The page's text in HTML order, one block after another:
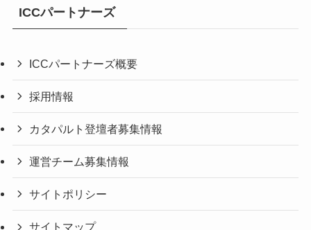
ICCパートナーズ
ICCパートナーズ概要
採用情報
カタパルト登壇者募集情報
運営チーム募集情報
サイトポリシー
サイトマップ